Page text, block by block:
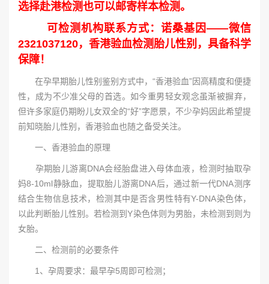
选择赴港检测也可以邮寄样本检测。
可检测机构联系方式：诺桑基因——微信
2321037120，香港验血检测胎儿性别，具备科学
保障！
在孕早期胎儿性别鉴别方式中，“香港验血”因高精度和便捷
性，成为不少准父母的首选。如今重男轻女观念虽渐被摒弃，
但许多家庭仍期盼儿女双全的“好”字愿景，不少孕妈因此希望提
前知晓胎儿性别，香港验血也随之备受关注。
一、香港验血的原理
孕期胎儿游离DNA会经胎盘进入母体血液，检测时抽取孕
妈8-10ml静脉血，提取胎儿游离DNA后，通过新一代DNA测序
结合生物信息技术，检测其中是否含男性特有Y-DNA染色体，
以此判断胎儿性别。若检测到Y染色体则为男胎，未检测到则为
女胎。
二、检测前的必要条件
1、孕周要求：最早孕5周即可检测；